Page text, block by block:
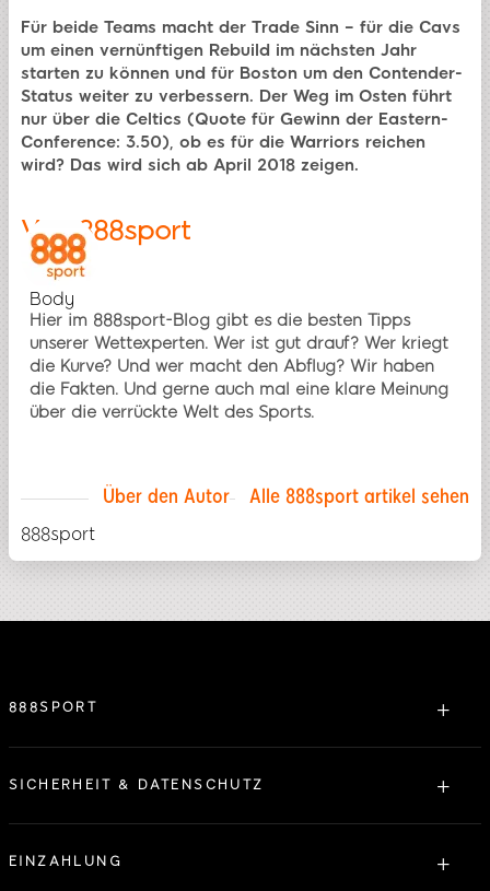
Für beide Teams macht der Trade Sinn – für die Cavs
um einen vernünftigen Rebuild im nächsten Jahr
starten zu können und für Boston um den Contender-
Status weiter zu verbessern. Der Weg im Osten führt
nur über die Celtics (Quote für Gewinn der Eastern-
Conference: 3.50), ob es für die Warriors reichen
wird? Das wird sich ab April 2018 zeigen.
Von888sport
Body
Hier im 888sport-Blog gibt es die besten Tipps
unserer Wettexperten. Wer ist gut drauf? Wer kriegt
die Kurve? Und wer macht den Abflug? Wir haben
die Fakten. Und gerne auch mal eine klare Meinung
über die verrückte Welt des Sports.
Über den Autor Alle 888sport artikel sehen
888sport
888SPORT
Über uns
Lizensierung
Sitemap
SICHERHEIT & DATENSCHUTZ
Datenschutz
Servicebedingungen
EINZAHLUNG